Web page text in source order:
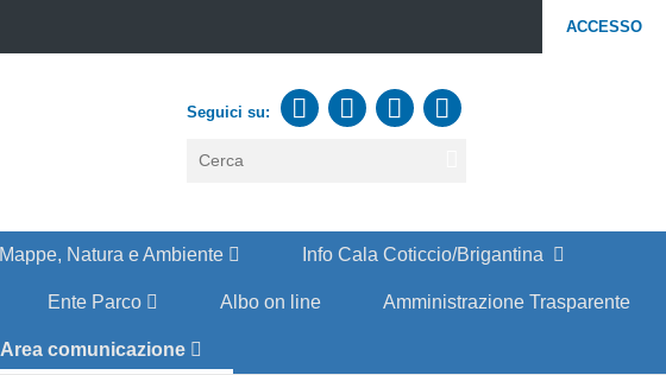
ACCESSO
Seguici su:
testo
Mappe, Natura e Ambiente Info Cala Coticcio/Brigantina
Ente Parco Albo on line Amministrazione Trasparente
Area comunicazione